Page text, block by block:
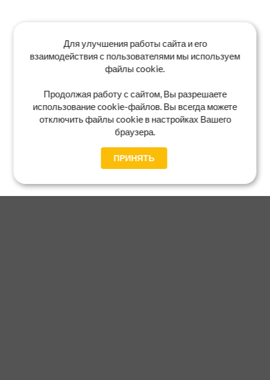
Для улучшения работы сайта и его
взаимодействия с пользователями мы используем
файлы cookie.
Продолжая работу с сайтом, Вы разрешаете
использование cookie-файлов. Вы всегда можете
отключить файлы cookie в настройках Вашего
браузера.
ПРИНЯТЬ